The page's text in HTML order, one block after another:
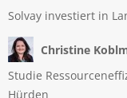
Solvay investiert in
Christine
Studie
Hürden